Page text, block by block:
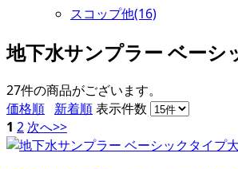
スコップ他(16)
地下水サンプラー ベーシ
27件の商品がございます。
価格順 新着順表示件数
1 2次へ>>